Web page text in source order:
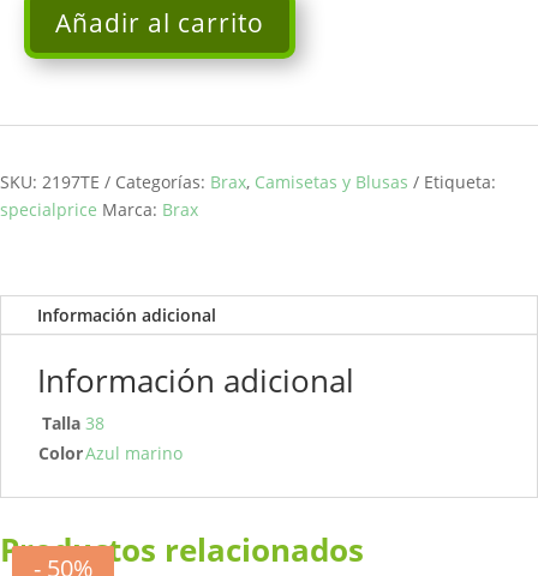
modelo
BRAX
cantidad
Añadir al carrito
SKU: 2197TE Categorías: Brax, Camisetas y Blusas
Etiqueta:
specialprice Marca: Brax
Información adicional
Información adicional
Talla 38
ColorAzul marino
Productos relacionados
- 60%
- 50%
- 20%
- 50%